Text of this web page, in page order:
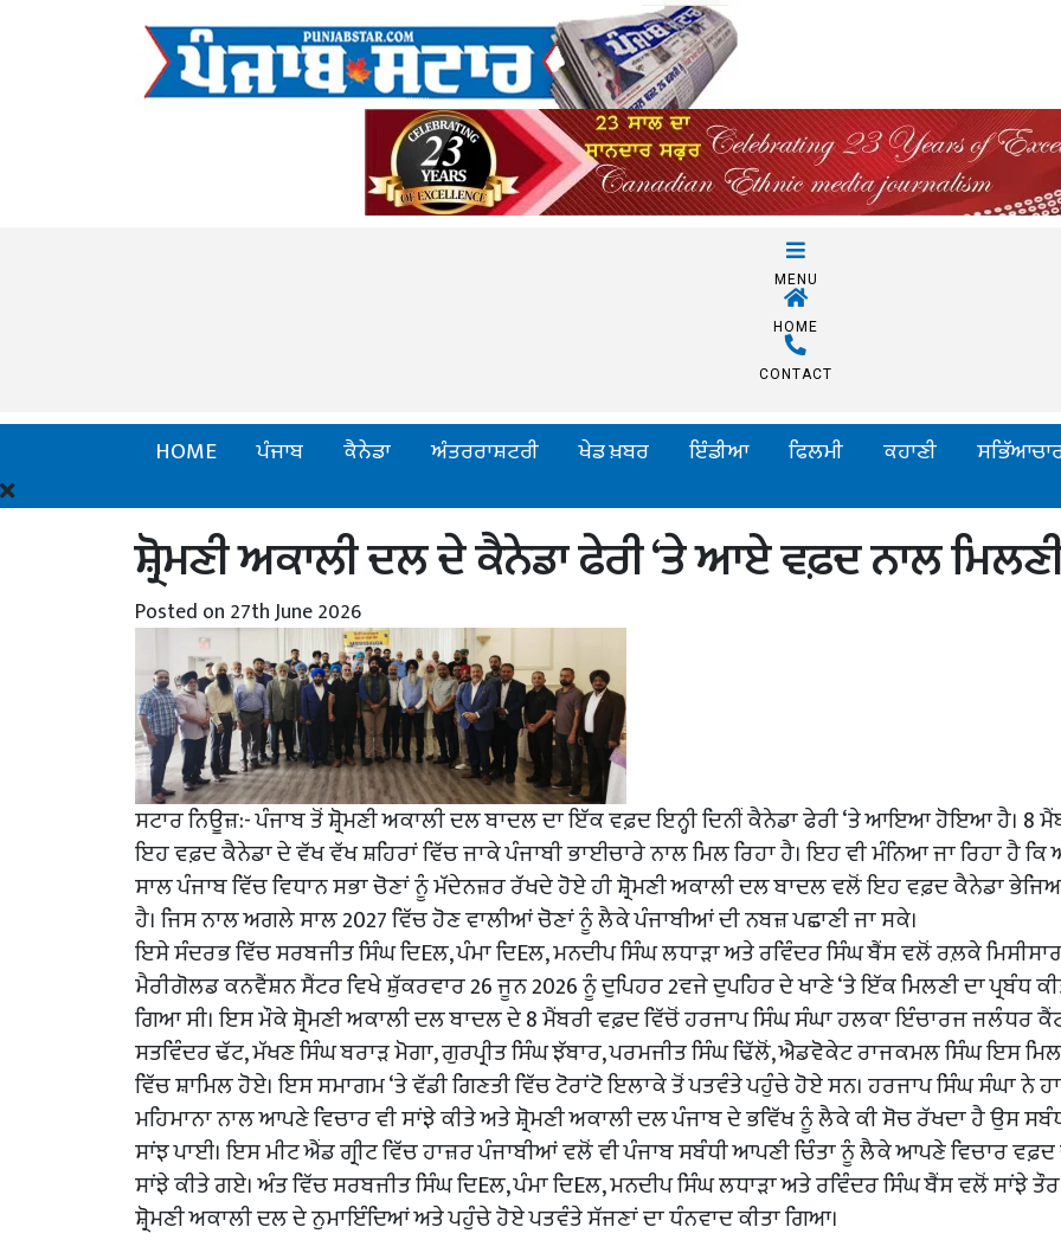
MENU
HOME
CONTACT
HOME ਪੰਜਾਬ ਕੈਨੇਡਾ ਅੰਤਰਰਾਸ਼ਟਰੀ ਖੇਡ ਖ਼ਬਰ ਇੰਡੀਆ ਫਿਲਮੀ ਕਹਾਣੀ
ਸ਼੍ਰੋਮਣੀ ਅਕਾਲੀ ਦਲ ਦੇ ਕੈਨੇਡਾ ਫੇਰੀ ‘ਤੇ ਆਏ ਵਫ਼ਦ ਨਾਲ
Posted on 27th June 2026
ਸਟਾਰ ਨਿਊਜ਼:- ਪੰਜਾਬ ਤੋਂ ਸ਼੍ਰੋਮਣੀ ਅਕਾਲੀ ਦਲ ਬਾਦਲ ਦਾ ਇੱਕ ਵਫ਼ਦ ਇਨ੍ਹੀ ਦਿਨੀਂ ਕੈਨੇਡਾ ਫੇਰੀ ‘ਤੇ ਆਇਆ ਹੋਇਆ ਹੈ। 8
ਇਹ ਵਫ਼ਦ ਕੈਨੇਡਾ ਦੇ ਵੱਖ ਵੱਖ ਸ਼ਹਿਰਾਂ ਵਿੱਚ ਜਾਕੇ ਪੰਜਾਬੀ ਭਾਈਚਾਰੇ ਨਾਲ ਮਿਲ ਰਿਹਾ ਹੈ। ਇਹ ਵੀ ਮੰਨਿਆ ਜਾ ਰਿਹਾ ਹੈ
ਸਾਲ ਪੰਜਾਬ ਵਿੱਚ ਵਿਧਾਨ ਸਭਾ ਚੋਣਾਂ ਨੂੰ ਮੱਦੇਨਜ਼ਰ ਰੱਖਦੇ ਹੋਏ ਹੀ ਸ਼੍ਰੋਮਣੀ ਅਕਾਲੀ ਦਲ ਬਾਦਲ ਵਲੋਂ ਇਹ ਵਫ਼ਦ ਕੈਨੇਡਾ
ਹੈ। ਜਿਸ ਨਾਲ ਅਗਲੇ ਸਾਲ 2027 ਵਿੱਚ ਹੋਣ ਵਾਲੀਆਂ ਚੋਣਾਂ ਨੂੰ ਲੈਕੇ ਪੰਜਾਬੀਆਂ ਦੀ ਨਬਜ਼ ਪਛਾਣੀ ਜਾ ਸਕੇ।
ਇਸੇ ਸੰਦਰਭ ਵਿੱਚ ਸਰਬਜੀਤ ਸਿੰਘ ਦਿEਲ, ਪੰਮਾ ਦਿEਲ, ਮਨਦੀਪ ਸਿੰਘ ਲਧਾੜਾ ਅਤੇ ਰਵਿੰਦਰ ਸਿੰਘ ਬੈਂਸ ਵਲੋਂ ਰਲ਼ਕੇ
ਮੈਰੀਗੋਲਡ ਕਨਵੈਂਸ਼ਨ ਸੈਂਟਰ ਵਿਖੇ ਸ਼ੁੱਕਰਵਾਰ 26 ਜੂਨ 2026 ਨੂੰ ਦੁਪਿਹਰ 2ਵਜੇ ਦੁਪਹਿਰ ਦੇ ਖਾਣੇ ‘ਤੇ ਇੱਕ ਮਿਲਣੀ ਦਾ ਪ੍ਰਬੰਧ
ਗਿਆ ਸੀ। ਇਸ ਮੌਕੇ ਸ਼੍ਰੋਮਣੀ ਅਕਾਲੀ ਦਲ ਬਾਦਲ ਦੇ 8 ਮੈਂਬਰੀ ਵਫ਼ਦ ਵਿੱਚੋਂ ਹਰਜਾਪ ਸਿੰਘ ਸੰਘਾ ਹਲਕਾ ਇੰਚਾਰਜ ਜਲੰਧਰ
ਸਤਵਿੰਦਰ ਢੱਟ, ਮੱਖਣ ਸਿੰਘ ਬਰਾੜ ਮੋਗਾ, ਗੁਰਪ੍ਰੀਤ ਸਿੰਘ ਝੱਬਾਰ, ਪਰਮਜੀਤ ਸਿੰਘ ਢਿੱਲੋਂ, ਐਡਵੋਕੇਟ ਰਾਜਕਮਲ ਸਿੰਘ ਇਸ
ਵਿੱਚ ਸ਼ਾਮਿਲ ਹੋਏ। ਇਸ ਸਮਾਗਮ ‘ਤੇ ਵੱਡੀ ਗਿਣਤੀ ਵਿੱਚ ਟੋਰਾਂਟੋ ਇਲਾਕੇ ਤੋਂ ਪਤਵੰਤੇ ਪਹੁੰਚੇ ਹੋਏ ਸਨ। ਹਰਜਾਪ ਸਿੰਘ ਸੰਘਾ ਨੇ
ਮਹਿਮਾਨਾ ਨਾਲ ਆਪਣੇ ਵਿਚਾਰ ਵੀ ਸਾਂਝੇ ਕੀਤੇ ਅਤੇ ਸ਼੍ਰੋਮਣੀ ਅਕਾਲੀ ਦਲ ਪੰਜਾਬ ਦੇ ਭਵਿੱਖ ਨੂੰ ਲੈਕੇ ਕੀ ਸੋਚ ਰੱਖਦਾ ਹੈ ਉਸ
ਸਾਂਝ ਪਾਈ। ਇਸ ਮੀਟ ਐਂਡ ਗ੍ਰੀਟ ਵਿੱਚ ਹਾਜ਼ਰ ਪੰਜਾਬੀਆਂ ਵਲੋਂ ਵੀ ਪੰਜਾਬ ਸਬੰਧੀ ਆਪਣੀ ਚਿੰਤਾ ਨੂੰ ਲੈਕੇ ਆਪਣੇ ਵਿਚਾਰ
ਸਾਂਝੇ ਕੀਤੇ ਗਏ। ਅੰਤ ਵਿੱਚ ਸਰਬਜੀਤ ਸਿੰਘ ਦਿEਲ, ਪੰਮਾ ਦਿEਲ, ਮਨਦੀਪ ਸਿੰਘ ਲਧਾੜਾ ਅਤੇ ਰਵਿੰਦਰ ਸਿੰਘ ਬੈਂਸ ਵਲੋਂ ਸਾਂਝੇ ਤੌਰ
ਸ਼੍ਰੋਮਣੀ ਅਕਾਲੀ ਦਲ ਦੇ ਨੁਮਾਇੰਦਿਆਂ ਅਤੇ ਪਹੁੰਚੇ ਹੋਏ ਪਤਵੰਤੇ ਸੱਜਣਾਂ ਦਾ ਧੰਨਵਾਦ ਕੀਤਾ ਗਿਆ।